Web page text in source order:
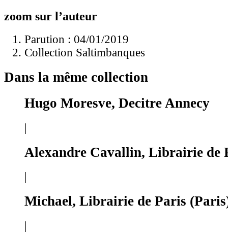
zoom sur l’auteur
Parution : 04/01/2019
Collection Saltimbanques
Dans la même collection
Hugo Moresve, Decitre Annecy
|
Alexandre Cavallin, Librairie de
Michael, Librairie de Paris
|